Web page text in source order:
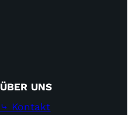
ÜBER UNS
⤷ Kontakt